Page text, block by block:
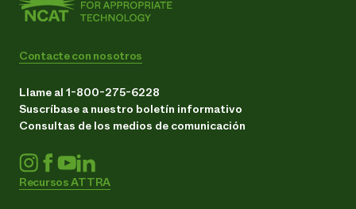
Contacte con nosotros
Llame al 1-800-275-6228
Suscríbase a nuestro boletín informativo
Consultas de los medios de comunicación
Recursos ATTRA